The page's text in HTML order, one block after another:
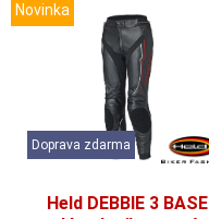
Novinka
Doprava zdarma
Held DEBBIE 3 BASE